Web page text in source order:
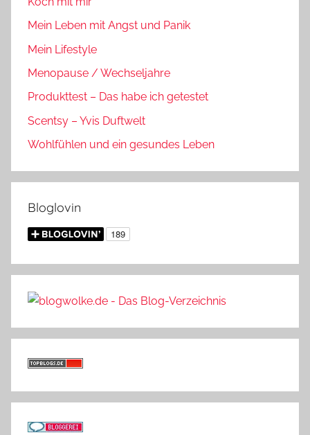
Mein Leben mit Angst und Panik
Mein Lifestyle
Menopause / Wechseljahre
Produkttest – Das habe ich getestet
Scentsy – Yvis Duftwelt
Wohlfühlen und ein gesundes Leben
Bloglovin